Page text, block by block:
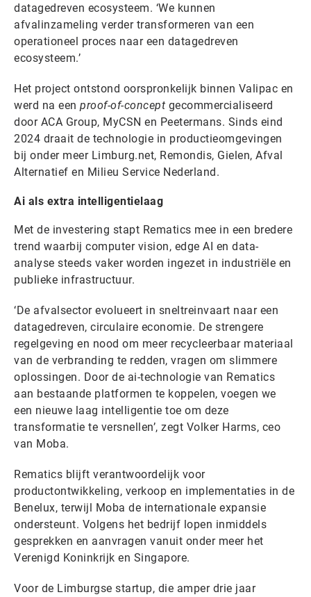
datagedreven ecosysteem. ‘We kunnen
afvalinzameling verder transformeren van een
operationeel proces naar een datagedreven
ecosysteem.’
Het project ontstond oorspronkelijk binnen Valipac en
werd na een proof-of-concept gecommercialiseerd
door ACA Group, MyCSN en Peetermans. Sinds eind
2024 draait de technologie in productieomgevingen
bij onder meer Limburg.net, Remondis, Gielen, Afval
Alternatief en Milieu Service Nederland.
Ai als extra intelligentielaag
Met de investering stapt Rematics mee in een bredere
trend waarbij computer vision, edge AI en data-
analyse steeds vaker worden ingezet in industriële en
publieke infrastructuur.
‘De afvalsector evolueert in sneltreinvaart naar een
datagedreven, circulaire economie. De strengere
regelgeving en nood om meer recycleerbaar materiaal
van de verbranding te redden, vragen om slimmere
oplossingen. Door de ai-technologie van Rematics
aan bestaande platformen te koppelen, voegen we
een nieuwe laag intelligentie toe om deze
transformatie te versnellen’, zegt Volker Harms, ceo
van Moba.
Rematics blijft verantwoordelijk voor
productontwikkeling, verkoop en implementaties in de
Benelux, terwijl Moba de internationale expansie
ondersteunt. Volgens het bedrijf lopen inmiddels
gesprekken en aanvragen vanuit onder meer het
Verenigd Koninkrijk en Singapore.
Voor de Limburgse startup, die amper drie jaar